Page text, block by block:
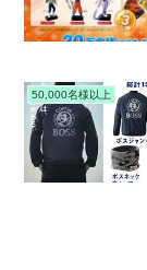
50,000名様以上